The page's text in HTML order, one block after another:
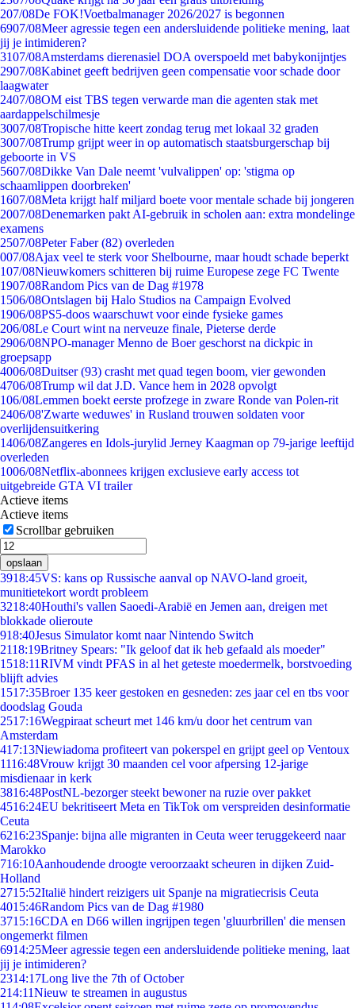
207/08De FOK!Voetbalmanager 2026/2027 is begonnen
6907/08Meer agressie tegen een andersluidende politieke mening, laat
jij je intimideren?
3107/08Amsterdams dierenasiel DOA overspoeld met babykonijntjes
2907/08Kabinet geeft bedrijven geen compensatie voor schade door
laagwater
2407/08OM eist TBS tegen verwarde man die agenten stak met
aardappelschilmesje
3007/08Tropische hitte keert zondag terug met lokaal 32 graden
3007/08Trump grijpt weer in op automatisch staatsburgerschap bij
geboorte in VS
5607/08Dikke Van Dale neemt 'vulvalippen' op: 'stigma op
schaamlippen doorbreken'
1607/08Meta krijgt half miljard boete voor mentale schade bij jongeren
2007/08Denemarken pakt AI-gebruik in scholen aan: extra mondelinge
examens
2507/08Peter Faber (82) overleden
007/08Ajax veel te sterk voor Shelbourne, maar houdt schade beperkt
107/08Nieuwkomers schitteren bij ruime Europese zege FC Twente
1907/08Random Pics van de Dag #1978
1506/08Ontslagen bij Halo Studios na Campaign Evolved
1906/08PS5-doos waarschuwt voor einde fysieke games
206/08Le Court wint na nerveuze finale, Pieterse derde
2906/08NPO-manager Menno de Boer geschorst na dickpic in
groepsapp
4006/08Duitser (93) crasht met quad tegen boom, vier gewonden
4706/08Trump wil dat J.D. Vance hem in 2028 opvolgt
106/08Lemmen boekt eerste profzege in zware Ronde van Polen-rit
2406/08'Zwarte weduwes' in Rusland trouwen soldaten voor
overlijdensuitkering
1406/08Zangeres en Idols-jurylid Jerney Kaagman op 79-jarige leeftijd
overleden
1006/08Netflix-abonnees krijgen exclusieve early access tot
uitgebreide GTA VI trailer
Actieve items
Actieve items
Scrollbar gebruiken
opslaan
3918:45VS: kans op Russische aanval op NAVO-land groeit,
munitietekort wordt probleem
3218:40Houthi's vallen Saoedi-Arabië en Jemen aan, dreigen met
blokkade olieroute
918:40Jesus Simulator komt naar Nintendo Switch
2118:19Britney Spears: "Ik geloof dat ik heb gefaald als moeder"
1518:11RIVM vindt PFAS in al het geteste moedermelk, borstvoeding
blijft advies
1517:35Broer 135 keer gestoken en gesneden: zes jaar cel en tbs voor
doodslag Gouda
2517:16Wegpiraat scheurt met 146 km/u door het centrum van
Amsterdam
417:13Niewiadoma profiteert van pokerspel en grijpt geel op Ventoux
1116:48Vrouw krijgt 30 maanden cel voor afpersing 12-jarige
misdienaar in kerk
3816:48PostNL-bezorger steekt bewoner na ruzie over pakket
4516:24EU bekritiseert Meta en TikTok om verspreiden desinformatie
Ceuta
6216:23Spanje: bijna alle migranten in Ceuta weer teruggekeerd naar
Marokko
716:10Aanhoudende droogte veroorzaakt scheuren in dijken Zuid-
Holland
2715:52Italië hindert reizigers uit Spanje na migratiecrisis Ceuta
4015:46Random Pics van de Dag #1980
3715:16CDA en D66 willen ingrijpen tegen 'gluurbrillen' die mensen
ongemerkt filmen
6914:25Meer agressie tegen een andersluidende politieke mening, laat
jij je intimideren?
2314:17Long live the 7th of October
214:11Nieuw te streamen in augustus